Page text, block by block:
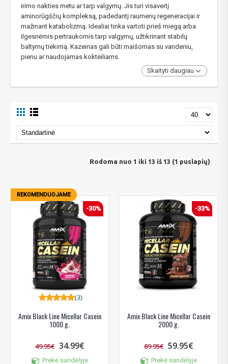
irimo nakties metu ar tarp valgymų. Jis turi visavertį
aminorūgščių kompleksą, padedantį raumenų regeneracijai ir
mažinant katabolizmą. Idealiai tinka vartoti prieš miegą arba
ilgesnėmis pertraukomis tarp valgymų, užtikrinant stabilų
baltymų tiekimą. Kazeinas gali būti maišomas su vandeniu,
pienu ar naudojamas kokteiliams.
Skaityti daugiau
Rodoma nuo 1 iki 13 iš 13 (1 puslapių)
REKOMENDUOJAME
-30%
Amix Black Line Micellar Casein
1000 g.
(3)
49.95€ 34.99€
Prekė sandėlyje
-33%
Amix Black Line Micellar Casein
2000 g.
89.95€ 59.95€
Prekė sandėlyje